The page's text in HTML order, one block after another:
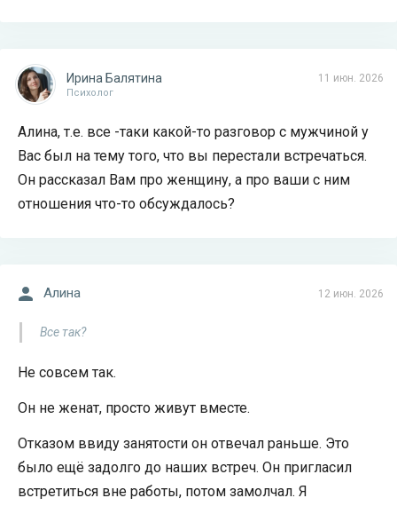
11 июн. 2026
Ирина Балятина
Психолог
Алина, т.е. все -таки какой-то разговор с мужчиной у
Вас был на тему того, что вы перестали встречаться.
Он рассказал Вам про женщину, а про ваши с ним
отношения что-то обсуждалось?
12 июн. 2026
Алина
Все так?
Не совсем так.
Он не женат, просто живут вместе.
Отказом ввиду занятости он отвечал раньше. Это
было ещё задолго до наших встреч. Он пригласил
встретиться вне работы, потом замолчал. Я